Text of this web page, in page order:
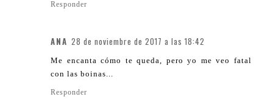
Responder
ANA 28 de noviembre de 2017 a las 18:42
Me encanta cómo te queda, pero yo me veo fatal
con las boinas...
Responder